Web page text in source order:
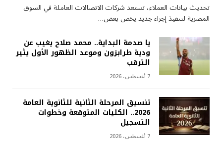
تحديث بيانات العملاء، تستعد شركات الاتصالات العاملة في السوق
المصرية لتنفيذ إجراء جديد يخص بعض…
يا صدمة البداية.. محمد صلاح يغيب عن
ودية طرابزون وموعد الظهور الأول يثير
الترقب
7 أغسطس، 2026
تنسيق المرحلة الثانية للثانوية العامة
2026.. الكليات المتوقعة وخطوات
التسجيل
7 أغسطس، 2026